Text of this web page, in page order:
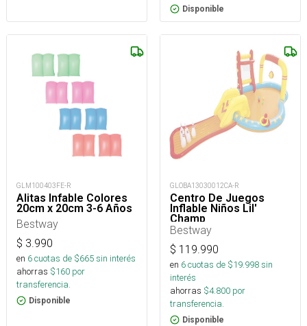
Disponible
GLM100403FE-R
Alitas Infable Colores
20cm x 20cm 3-6 Años
Bestway
$ 3.990
en 6cuotas de $665sin interés
ahorras $160 por
transferencia.
Disponible
GLOBA13030012CA-R
Centro De Juegos
Inflable Niños Lil'
Champ
Bestway
$ 119.990
en 6cuotas de $19.998sin
interés
ahorras $4.800 por
transferencia.
Disponible